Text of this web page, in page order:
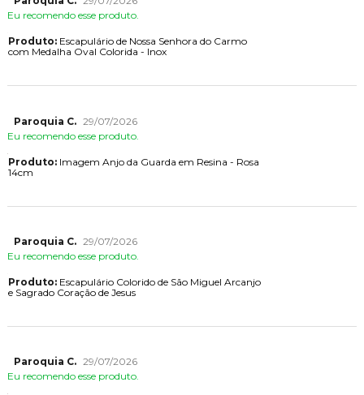
Eu recomendo esse produto.
Produto:Escapulário de Nossa Senhora do Carmo
com Medalha Oval Colorida - Inox
Paroquia C. 29/07/2026
Eu recomendo esse produto.
Produto:Imagem Anjo da Guarda em Resina - Rosa
14cm
Paroquia C. 29/07/2026
Eu recomendo esse produto.
Produto:Escapulário Colorido de São Miguel Arcanjo
e Sagrado Coração de Jesus
Paroquia C. 29/07/2026
Eu recomendo esse produto.